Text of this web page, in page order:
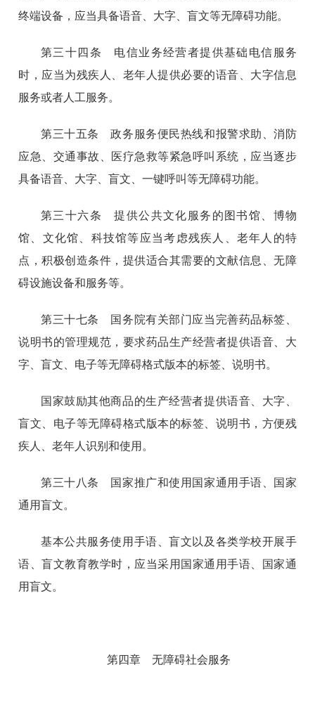
终端设备，应当具备语音、大字、盲文等无障碍功能。
第三十四条 电信业务经营者提供基础电信服务
时，应当为残疾人、老年人提供必要的语音、大字信息
服务或者人工服务。
第三十五条 政务服务便民热线和报警求助、消防
应急、交通事故、医疗急救等紧急呼叫系统，应当逐步
具备语音、大字、盲文、一键呼叫等无障碍功能。
第三十六条 提供公共文化服务的图书馆、博物
馆、文化馆、科技馆等应当考虑残疾人、老年人的特
点，积极创造条件，提供适合其需要的文献信息、无障
碍设施设备和服务等。
第三十七条 国务院有关部门应当完善药品标签、
说明书的管理规范，要求药品生产经营者提供语音、大
字、盲文、电子等无障碍格式版本的标签、说明书。
国家鼓励其他商品的生产经营者提供语音、大字、
盲文、电子等无障碍格式版本的标签、说明书，方便残
疾人、老年人识别和使用。
第三十八条 国家推广和使用国家通用手语、国家
通用盲文。
基本公共服务使用手语、盲文以及各类学校开展手
语、盲文教育教学时，应当采用国家通用手语、国家通
用盲文。
第四章 无障碍社会服务